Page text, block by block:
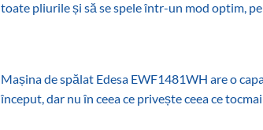
toate pliurile și să se spele într-un mod optim,
Mașina de spălat Edesa EWF1481WH are o
început, dar nu în ceea ce privește ceea ce